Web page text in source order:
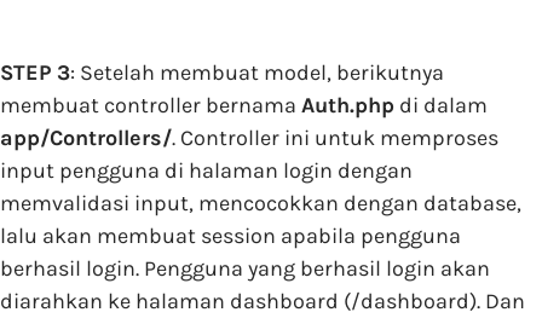
STEP 3: Setelah membuat model, berikutnya
membuat controller bernama Auth.php di dalam
app/Controllers/. Controller ini untuk memproses
input pengguna di halaman login dengan
memvalidasi input, mencocokkan dengan database,
lalu akan membuat session apabila pengguna
berhasil login. Pengguna yang berhasil login akan
diarahkan ke halaman dashboard (/dashboard). Dan